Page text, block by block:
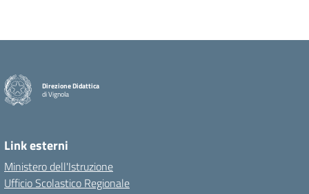
Direzione Didattica
di Vignola
Link esterni
Ministero dell'Istruzione
Ufficio Scolastico Regionale